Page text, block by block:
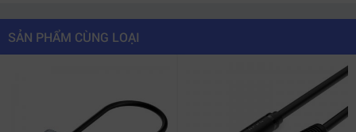
SẢN PHẨM CÙNG LOẠI